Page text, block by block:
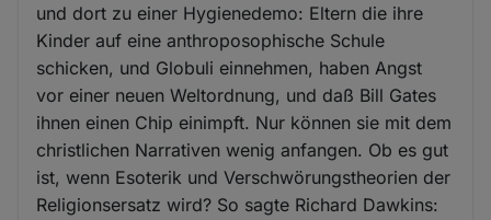
und dort zu einer Hygienedemo: Eltern die ihre
Kinder auf eine anthroposophische Schule
schicken, und Globuli einnehmen, haben Angst
vor einer neuen Weltordnung, und daß Bill Gates
ihnen einen Chip einimpft. Nur können sie mit dem
christlichen Narrativen wenig anfangen. Ob es gut
ist, wenn Esoterik und Verschwörungstheorien der
Religionsersatz wird? So sagte Richard Dawkins: